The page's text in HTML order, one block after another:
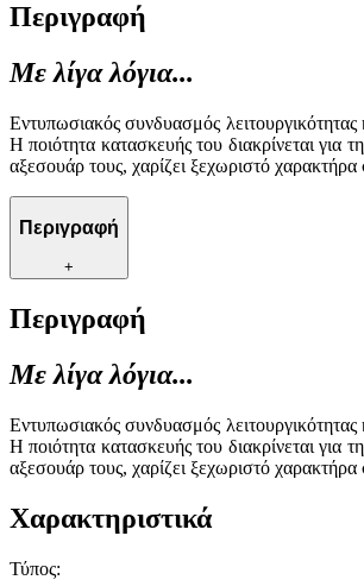
Περιγραφή
Με λίγα λόγια...
Εντυπωσιακός συνδυασμός
Η ποιότητα κατασκευής του διακρίνεται για
αξεσουάρ τους, χαρίζει ξεχωριστό
Περιγραφή
+
Περιγραφή
Με λίγα λόγια...
Εντυπωσιακός συνδυασμός
Η ποιότητα κατασκευής του διακρίνεται για
αξεσουάρ τους, χαρίζει ξεχωριστό
Χαρακτηριστικά
Τύπος: